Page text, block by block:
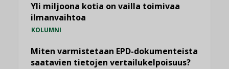
Yli miljoona kotia on vailla toimivaa
ilmanvaihtoa
KOLUMNI
Miten varmistetaan EPD-dokumenteista
saatavien tietojen vertailukelpoisuus?